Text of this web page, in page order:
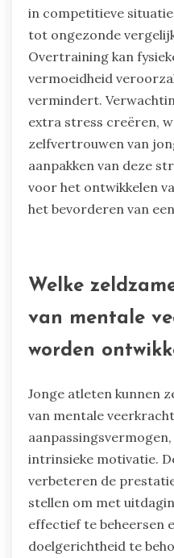
in competitieve
tot ongezonde
Overtraining kan
vermoeidheid
vermindert.
extra stress creëren,
zelfvertrouwen van
aanpakken van deze
voor het ontwikkelen
het bevorderen van
Welke
van mentale
worden
Jonge atleten kunnen
van mentale
intrinsieke motivatie.
verbeteren de
stellen om met
effectief te beheersen
doelgerichtheid te